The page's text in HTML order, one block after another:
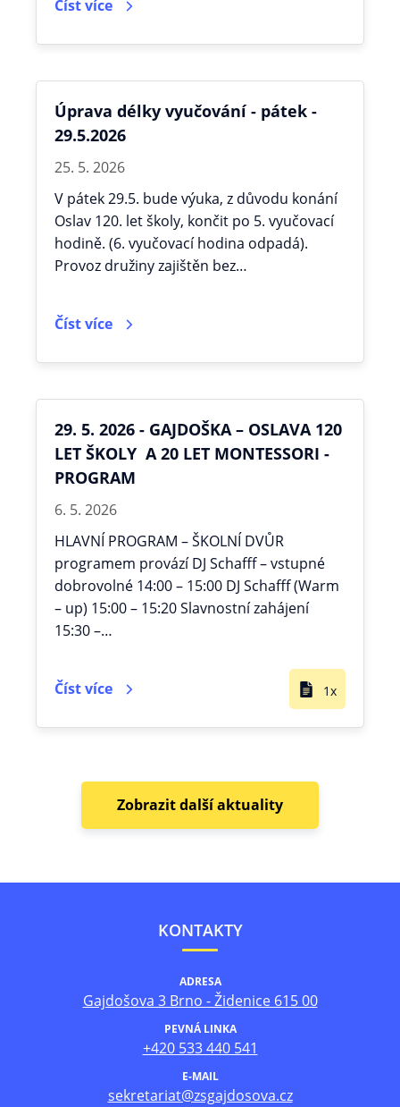
Číst více
Úprava délky vyučování - pátek -
29.5.2026
25. 5. 2026
V pátek 29.5. bude výuka, z důvodu konání
Oslav 120. let školy, končit po 5. vyučovací
hodině. (6. vyučovací hodina odpadá).
Provoz družiny zajištěn bez…
Číst více
29. 5. 2026 - GAJDOŠKA – OSLAVA 120
LET ŠKOLY A 20 LET MONTESSORI -
PROGRAM
6. 5. 2026
HLAVNÍ PROGRAM – ŠKOLNÍ DVŮR
programem provází DJ Schafff – vstupné
dobrovolné 14:00 – 15:00 DJ Schafff (Warm
– up) 15:00 – 15:20 Slavnostní zahájení
15:30 –…
Číst více 1x
Zobrazit další aktuality
KONTAKTY
ADRESA
Gajdošova 3 Brno - Židenice 615 00
PEVNÁ LINKA
+420 533 440 541
E-MAIL
sekretariat@zsgajdosova.cz